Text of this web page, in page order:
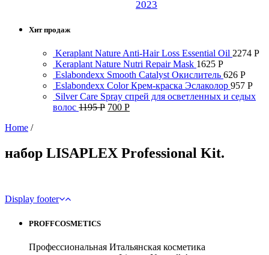
2023
Хит продаж
Keraplant Nature Anti-Hair Loss Essential Oil 2274 Р
Keraplant Nature Nutri Repair Mask 1625 Р
Eslabondexx Smooth Catalyst Окислитель 626 Р
Eslabondexx Color Крем-краска Эслаколор 957 Р
Silver Care Spray спрей для осветленных и седых
волос 1195Р 700 Р
Home /
набор LISAPLEX Professional Kit.
Display footer
PROFFCOSMETICS
Профессиональная Итальянская косметика